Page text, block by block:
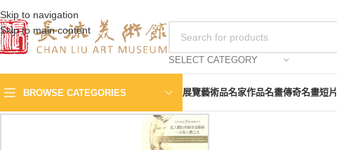
Skip to navigation
Skip to main content
SELECT CATEGORY
BROWSE CATEGORIES 展覽藝術品名家作品名畫傳奇名畫短片